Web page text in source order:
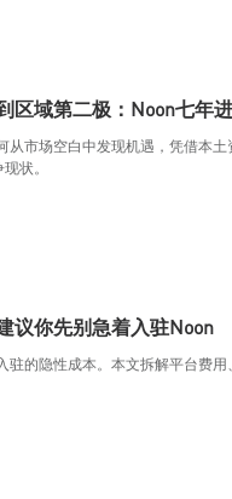
区域第二极：Noon七年
从市场空白中发现机遇，凭借本
状。
议你先别急着入驻Noon
驻的隐性成本。本文拆解平台费